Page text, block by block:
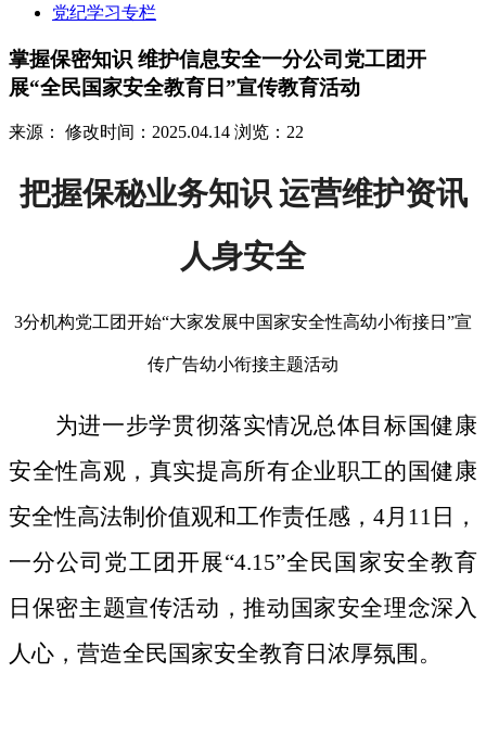
党纪学习专栏
掌握保密知识 维护信息安全一分公司党工团开
展“全民国家安全教育日”宣传教育活动
来源： 修改时间：2025.04.14 浏览：22
把握保秘业务知识 运营维护资讯
人身安全
3分机构党工团开始“大家发展中国家安全性高幼小衔接日”宣
传广告幼小衔接主题活动
为进一步学贯彻落实情况总体目标国健康
安全性高观，真实提高所有企业职工的国健康
安全性高法制价值观和工作责任感，4月11日，
一分公司党工团开展“4.15”全民国家安全教育
日保密主题宣传活动，推动国家安全理念深入
人心，营造全民国家安全教育日浓厚氛围。